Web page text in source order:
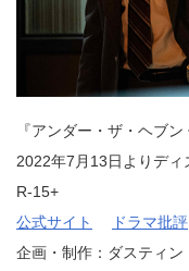
『アンダー・ザ・ヘブン
2022年7月13日よりデ
R-15+
公式サイト
ドラマ批評
企画・制作：ダスティン